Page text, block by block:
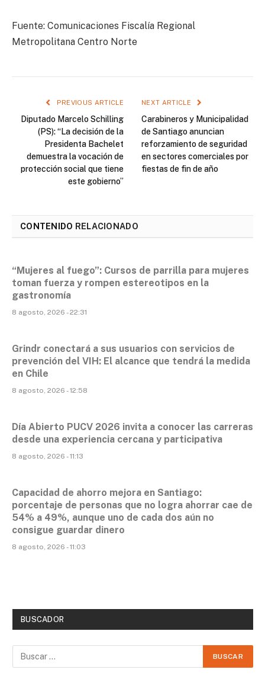
Fuente: Comunicaciones Fiscalía Regional
Metropolitana Centro Norte
PREVIOUS ARTICLE
Diputado Marcelo Schilling
(PS): “La decisión de la
Presidenta Bachelet
demuestra la vocación de
protección social que tiene
este gobierno”
NEXT ARTICLE
Carabineros y Municipalidad
de Santiago anuncian
reforzamiento de seguridad
en sectores comerciales por
fiestas de fin de año
CONTENIDO RELACIONADO
“Mujeres al fuego”: Cursos de parrilla para mujeres
toman fuerza y rompen estereotipos en la
gastronomía
8 agosto, 2026 - 22:31
Grindr conectará a sus usuarios con servicios de
prevención del VIH: El alcance que tendrá la medida
en Chile
8 agosto, 2026 - 12:58
Día Abierto PUCV 2026 invita a conocer las carreras
desde una experiencia cercana y participativa
8 agosto, 2026 - 11:13
Capacidad de ahorro mejora en Santiago:
porcentaje de personas que no logra ahorrar cae de
54% a 49%, aunque uno de cada dos aún no
consigue guardar dinero
8 agosto, 2026 - 11:03
BUSCADOR